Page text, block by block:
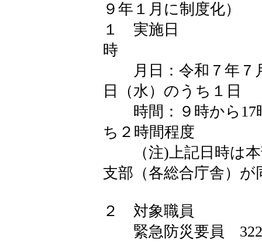
９年１月に制度化）
１ 実施日
月日：令和７年７月
日（水）のうち１日
時間：９時から17
ち２時間程度
（注)上記日時は本
支部（各総合庁舎）
２ 対象職員
緊急防災要員 322